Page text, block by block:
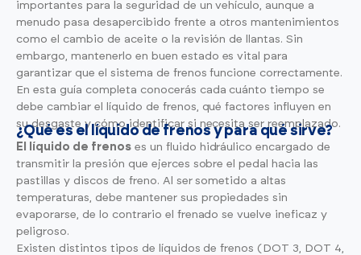
Promociones
Flotas
Vende tu auto
Financiamiento
Noticias
Centro de ayuda
importantes para la seguridad de un vehículo, aunque a
menudo pasa desapercibido frente a otros mantenimientos
como el cambio de aceite o la revisión de llantas. Sin
embargo, mantenerlo en buen estado es vital para
garantizar que el sistema de frenos funcione correctamente.
En esta guía completa conocerás cada cuánto tiempo se
debe cambiar el líquido de frenos, qué factores influyen en
su desgaste y cómo identificar si necesita ser reemplazado.
¿Qué es el líquido de frenos y para qué sirve?
El líquido de frenoses un fluido hidráulico encargado de
transmitir la presión que ejerces sobre el pedal hacia las
pastillas y discos de freno. Al ser sometido a altas
temperaturas, debe mantener sus propiedades sin
evaporarse, de lo contrario el frenado se vuelve ineficaz y
peligroso.
Existen distintos tipos de líquidos de frenos (DOT 3, DOT 4,